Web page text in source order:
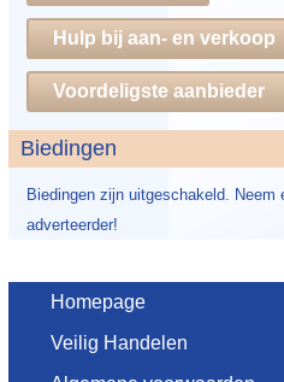
Hulp bij aan- en verkoop
Voordeligste aanbieder
Biedingen
Biedingen zijn uitgeschakeld. Neem
adverteerder!
Homepage
Veilig Handelen